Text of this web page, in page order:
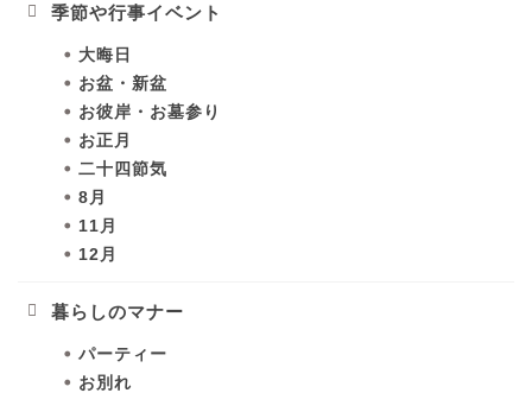
季節や行事イベント
大晦日
お盆・新盆
お彼岸・お墓参り
お正月
二十四節気
8月
11月
12月
暮らしのマナー
パーティー
お別れ